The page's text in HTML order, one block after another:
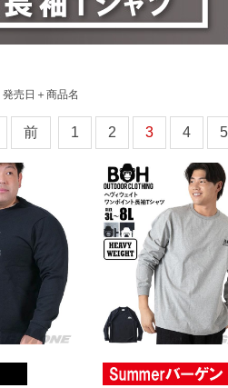
発売日＋商品名
前 1 2 3 4 5